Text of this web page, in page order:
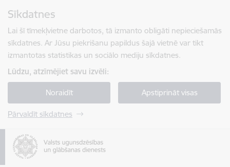
Sīkdatnes
Lai šī tīmekļvietne darbotos, tā izmanto obligāti nepieciešamās
sīkdatnes. Ar Jūsu piekrišanu papildus šajā vietnē var tikt
izmantotas statistikas un sociālo mediju sīkdatnes.
Lūdzu, atzīmējiet savu izvēli:
Noraidīt Apstiprināt visas
Pārvaldīt sīkdatnes